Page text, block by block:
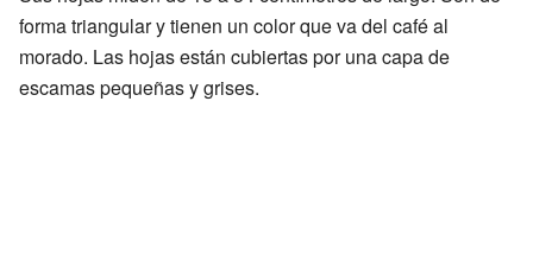
forma triangular y tienen un color que va del café al
morado. Las hojas están cubiertas por una capa de
escamas pequeñas y grises.